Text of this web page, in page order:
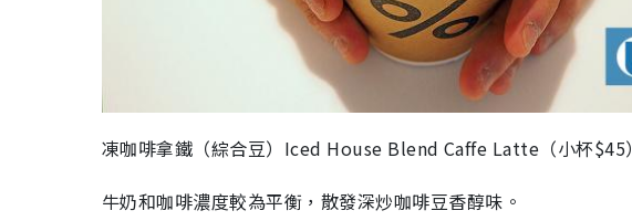
凍咖啡拿鐵（綜合豆）Iced House Blend Caffe Latte（小杯$45）
牛奶和咖啡濃度較為平衡，散發深炒咖啡豆香醇味。